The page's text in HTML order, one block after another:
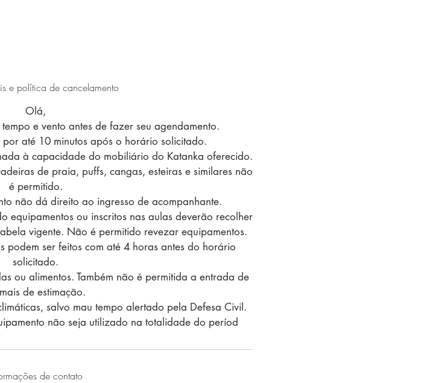
e política de cancelamento
Olá,
e vento antes de fazer seu agendamento.
até 10 minutos após o horário solicitado.
à capacidade do mobiliário do Katanka oferecido.
de praia, puffs, cangas, esteiras e similares não
é permitido.
não dá direito ao ingresso de acompanhante.
equipamentos ou inscritos nas aulas deverão recolher
vigente. Não é permitido revezar equipamentos.
podem ser feitos com até 4 horas antes do horário
solicitado.
ou alimentos. Também não é permitida a entrada de
de estimação.
salvo mau tempo alertado pela Defesa Civil.
não seja utilizado na totalidade do períod
de contato